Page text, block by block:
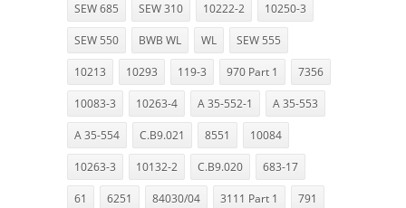
SEW 685 SEW 310 10222-2 10250-3
SEW 550 BWB WL WL SEW 555
10213 10293 119-3 970 Part 1 7356
10083-3 10263-4 A 35-552-1 A 35-553
A 35-554 C.B9.021 8551 10084
10263-3 10132-2 C.B9.020 683-17
61 6251 84030/04 3111 Part 1 791